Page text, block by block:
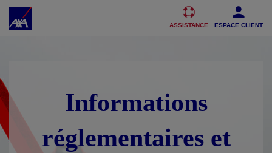
Accéder au Contenu Accéder au Pied de page
ASSISTANCE ESPACE CLIENT
Informations
réglementaires et